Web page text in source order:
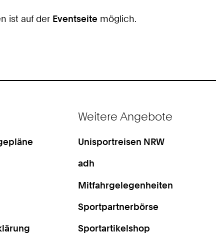
ist auf der Eventseite möglich.
Weitere Angebote
Unisportreisen NRW
adh
Mitfahrgelegenheiten
Sportpartnerbörse
Sportartikelshop